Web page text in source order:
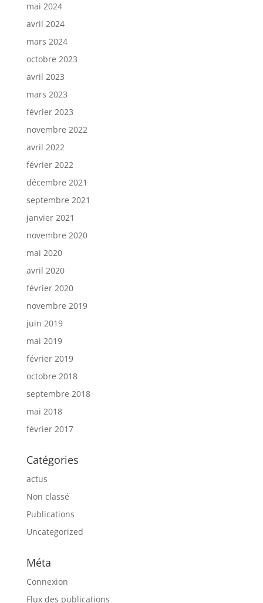
mai 2024
avril 2024
mars 2024
octobre 2023
avril 2023
mars 2023
février 2023
novembre 2022
avril 2022
février 2022
décembre 2021
septembre 2021
janvier 2021
novembre 2020
mai 2020
avril 2020
février 2020
novembre 2019
juin 2019
mai 2019
février 2019
octobre 2018
septembre 2018
mai 2018
février 2017
Catégories
actus
Non classé
Publications
Uncategorized
Méta
Connexion
Flux des publications